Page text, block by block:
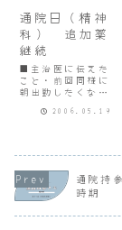
通院日（精神
科） 追加薬
継続
■主治医に伝えた
こと・前回同様に
朝出勤したくない
５時頃目が覚める
ト・前回追加した
薬を７日分出しま
す。 （追加薬）
食後）とコントミ
2006.05.19
通院持
時期